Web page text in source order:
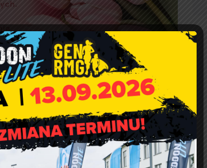
wdzięcznością myślimy o naszych Mamach.
naszego dzieciństwa. Wspominamy ciepło
najserdeczniejsze życzenia zdrowia, wszelkiej